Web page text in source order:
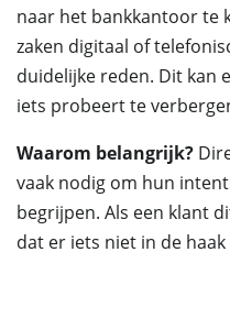
naar het bankkantoor te
zaken digitaal of
duidelijke reden. Dit kan
iets probeert te
Waarom belangrijk?
vaak nodig om hun
begrijpen. Als een klant
dat er iets niet in de haak